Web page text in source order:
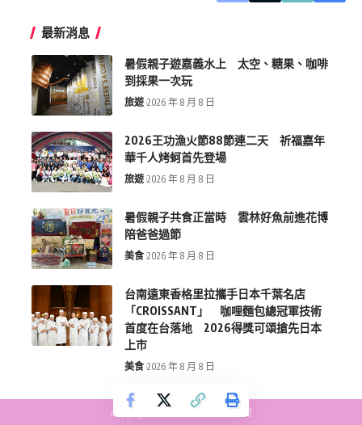
最新消息
暑假親子遊嘉義水上 太空、糖果、咖啡
到採果一次玩
旅遊 2026 年 8 月 8 日
2026王功漁火節88節連二天 祈福嘉年
華千人烤蚵首先登場
旅遊 2026 年 8 月 8 日
暑假親子共食正當時 雲林好魚前進花博
陪爸爸過節
美食 2026 年 8 月 8 日
台南遠東香格里拉攜手日本千葉名店
「CROISSANT」 咖哩麵包總冠軍技術
首度在台落地 2026得獎可頌搶先日本
上市
美食 2026 年 8 月 8 日
copyright © more-new.tw 墨新聞